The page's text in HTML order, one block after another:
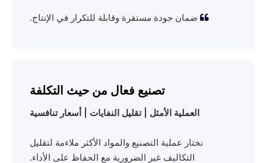
 ضمان جودة مستقرة وقابلة للتكرار في الإنتاج.
تصنيع فعال من حيث التكلفة
العملية الأمثل | تقليل النفايات | أسعار تنافسية
نختار عملية التصنيع والمواد الأكثر ملاءمة لتقليل
التكاليف غير الضرورية مع الحفاظ على الأداء.